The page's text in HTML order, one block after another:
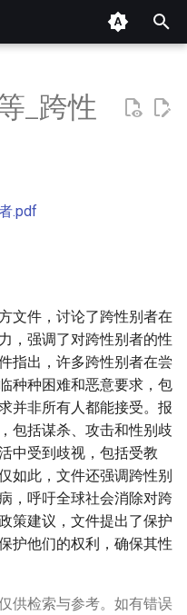
_跨性
.pdf
文件，讨论了跨性别者在
，强调了对跨性别者的性
指出，许多跨性别者在尝
种种困难和恶意要求，包
并非所有人都能接受。报
包括谋杀、攻击和性别歧
中受到歧视，包括受教
如此，文件还强调跨性别
，呼吁全球社会消除对跨
策建议，文件提出了保护
护他们的权利，确保其性
供检索与参考。如有错误